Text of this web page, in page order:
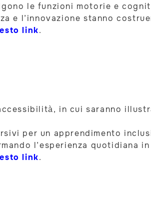
le funzioni motorie e
e l’innovazione stanno
link.
in cui saranno
per un apprendimento
l’esperienza quotidiana
link.